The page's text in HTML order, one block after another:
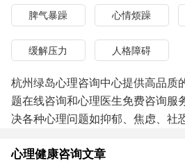
脾气暴躁 心情烦躁
缓解压力 人格障碍
杭州绿岛心理咨询中心提供高品质
题在线咨询和心理医生免费咨询服
决各种心理问题如抑郁、焦虑、社
添加微信在线咨询心理健康问题）
心理健康咨询文章